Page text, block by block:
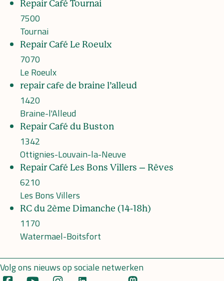
Repair Café Tournai
7500
Tournai
Repair Café Le Roeulx
7070
Le Roeulx
repair cafe de braine l’alleud
1420
Braine-l'Alleud
Repair Café du Buston
1342
Ottignies-Louvain-la-Neuve
Repair Café Les Bons Villers – Rêves
6210
Les Bons Villers
RC du 2ème Dimanche (14-18h)
1170
Watermael-Boitsfort
Volg ons nieuws op sociale netwerken